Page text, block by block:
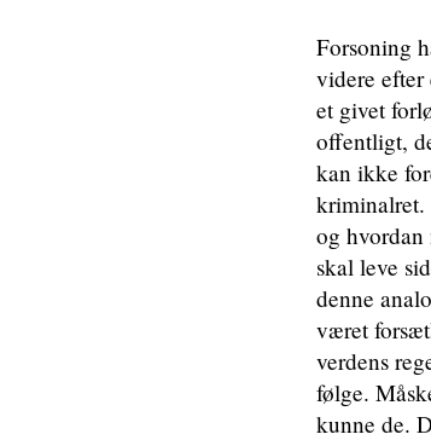
Forsoning
videre efter
et givet
offentligt,
kan ikke
kriminalret.
og hvordan
skal leve
denne
været
verdens
følge.
kunne de.